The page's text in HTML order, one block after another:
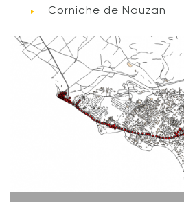
Corniche de Nauzan